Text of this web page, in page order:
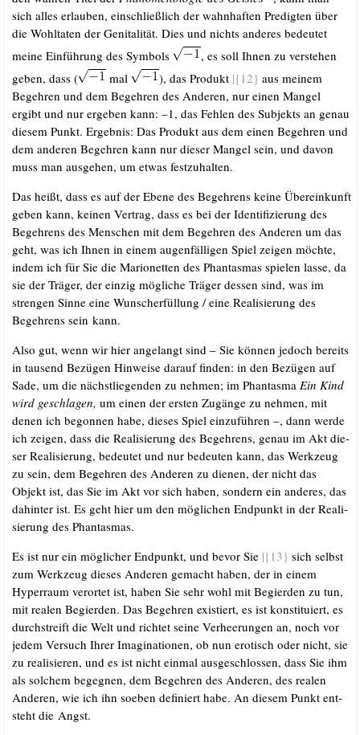
sich alles erlau­ben, ein­schließ­lich der wahn­haf­ten Pre­dig­ten über
die Wohl­ta­ten der Geni­ta­li­tät. Dies und nichts ande­res bedeu­tet
mei­ne Ein­füh­rung des Sym­bols
, es soll Ihnen zu ver­ste­hen
geben, dass (
mal ), das Pro­dukt |{12} aus mei­nem
Begeh­ren und dem Begeh­ren des Ande­ren, nur einen Man­gel
ergibt und nur erge­ben kann: –1, das Feh­len des Sub­jekts an genau
die­sem Punkt. Ergeb­nis: Das Pro­dukt aus dem einen Begeh­ren und
dem ande­ren Begeh­ren kann nur die­ser Man­gel sein, und davon
muss man aus­ge­hen, um etwas festzuhalten.
Das heißt, dass es auf der Ebe­ne des Begeh­rens kei­ne Über­ein­kunft
geben kann, kei­nen Ver­trag, dass es bei der Iden­ti­fi­zie­rung des
Begeh­rens des Men­schen mit dem Begeh­ren des Ande­ren um das
geht, was ich Ihnen in einem augen­fäl­li­gen Spiel zei­gen möch­te,
indem ich für Sie die Mario­net­ten des Phan­tas­mas spie­len las­se, da
sie der Trä­ger, der ein­zig mög­li­che Trä­ger des­sen sind, was im
stren­gen Sin­ne eine Wunsch­er­fül­lung /​ eine Rea­li­sie­rung des
Begeh­rens sein kann.
Also gut, wenn wir hier ange­langt sind – Sie kön­nen jedoch bereits
in tau­send Bezü­gen Hin­wei­se dar­auf fin­den: in den Bezü­gen auf
Sade, um die nächst­lie­gen­den zu neh­men; im Phan­tas­ma Ein Kind
wird geschla­gen, um einen der ers­ten Zugän­ge zu neh­men, mit
denen ich begon­nen habe, die­ses Spiel ein­zu­füh­ren –, dann wer­de
ich zei­gen, dass die Rea­li­sie­rung des Begeh­rens, genau im Akt die­
ser Rea­li­sie­rung, bedeu­tet und nur bedeu­ten kann, das Werk­zeug
zu sein, dem Begeh­ren des Ande­ren zu die­nen, der nicht das
Objekt ist, das Sie im Akt vor sich haben, son­dern ein ande­res, das
dahin­ter ist. Es geht hier um den mög­li­chen End­punkt in der Rea­li­
sie­rung des Phantasmas.
Es ist nur ein mög­li­cher End­punkt, und bevor Sie |{13} sich selbst
zum Werk­zeug die­ses Ande­ren gemacht haben, der in einem
Hyper­raum ver­or­tet ist, haben Sie sehr wohl mit Begier­den zu tun,
mit rea­len Begier­den. Das Begeh­ren exis­tiert, es ist kon­sti­tu­iert, es
durch­streift die Welt und rich­tet sei­ne Ver­hee­run­gen an, noch vor
jedem Ver­such Ihrer Ima­gi­na­tio­nen, ob nun ero­tisch oder nicht, sie
zu rea­li­sie­ren, und es ist nicht ein­mal aus­ge­schlos­sen, dass Sie ihm
als sol­chem begeg­nen, dem Begeh­ren des Ande­ren, des rea­len
Ande­ren, wie ich ihn soeben defi­niert habe. An die­sem Punkt ent­
steht die Angst.